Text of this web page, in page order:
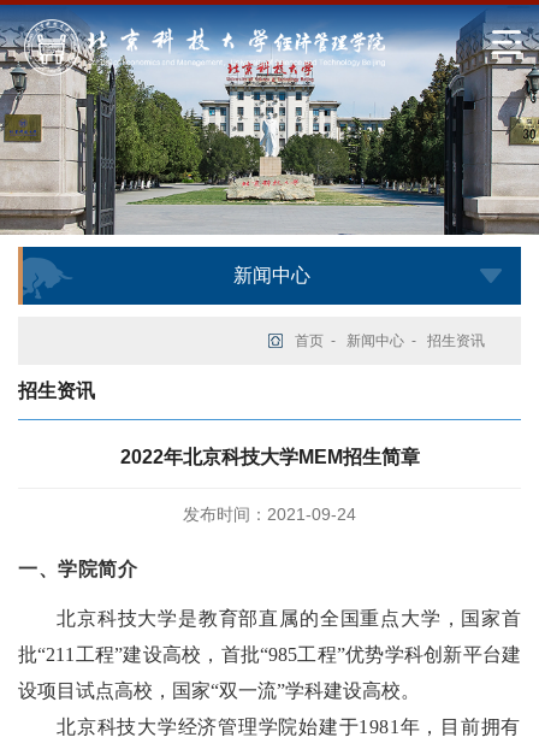
新闻中心
首页 - 新闻中心 - 招生资讯
招生资讯
2022年北京科技大学MEM招生简章
发布时间：2021-09-24
一、学院简介
北京科技大学是教育部直属的全国重点大学，国家首
批“211工程”建设高校，首批“985工程”优势学科创新平台建
设项目试点高校，国家“双一流”学科建设高校。
北京科技大学经济管理学院始建于1981年，目前拥有